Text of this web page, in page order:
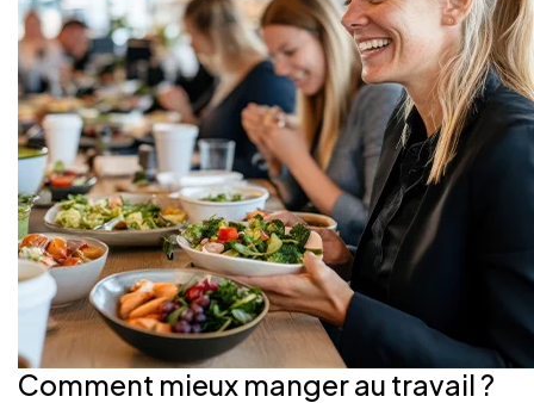
Comment mieux manger au travail ?